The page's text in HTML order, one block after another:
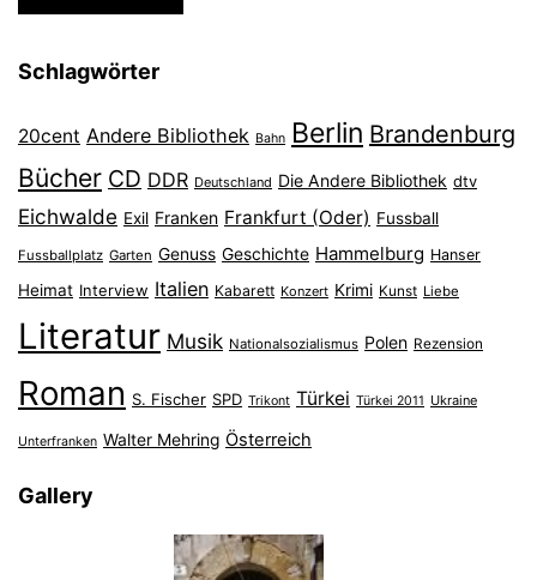
Schlagwörter
20cent Andere Bibliothek Bahn Berlin Brandenburg
Bücher CD DDR Deutschland Die Andere Bibliothek dtv
Eichwalde Exil Franken Frankfurt (Oder) Fussball
Fussballplatz Garten Genuss Geschichte Hammelburg Hanser
Heimat Interview Italien Kabarett Konzert Krimi Kunst Liebe
Literatur Musik Nationalsozialismus Polen Rezension
Roman S. Fischer SPD Trikont Türkei Türkei 2011 Ukraine
Unterfranken Walter Mehring Österreich
Gallery